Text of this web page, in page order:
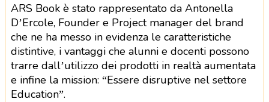
ARS Book è stato rappresentato da Antonella
D’Ercole, Founder e Project manager del brand
che ne ha messo in evidenza le caratteristiche
distintive, i vantaggi che alunni e docenti possono
trarre dall’utilizzo dei prodotti in realtà aumentata
e infine la mission: “Essere disruptive nel settore
Education”.